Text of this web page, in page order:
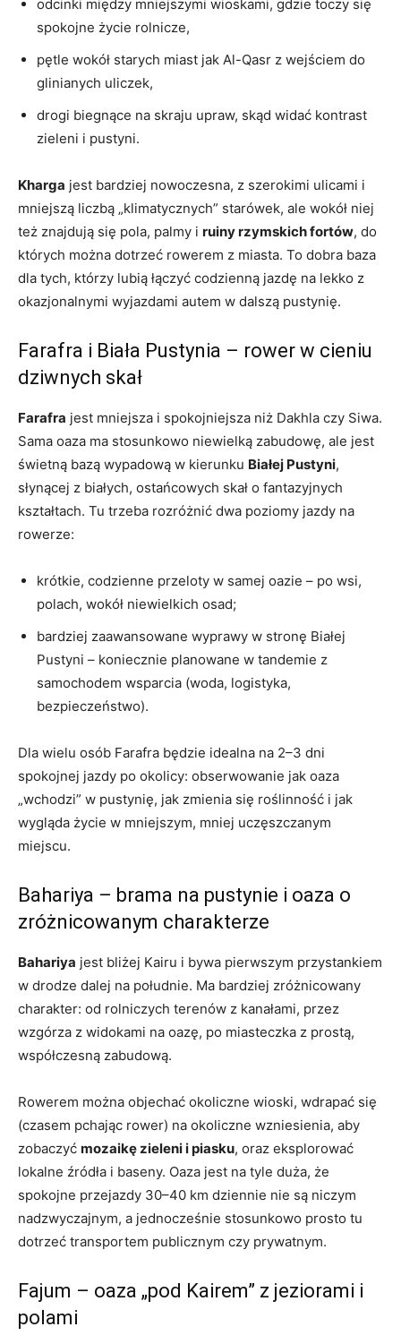
odcinki między mniejszymi wioskami, gdzie toczy się
spokojne życie rolnicze,
pętle wokół starych miast jak Al-Qasr z wejściem do
glinianych uliczek,
drogi biegnące na skraju upraw, skąd widać kontrast
zieleni i pustyni.
Kharga jest bardziej nowoczesna, z szerokimi ulicami i
mniejszą liczbą „klimatycznych” starówek, ale wokół niej
też znajdują się pola, palmy i ruiny rzymskich fortów, do
których można dotrzeć rowerem z miasta. To dobra baza
dla tych, którzy lubią łączyć codzienną jazdę na lekko z
okazjonalnymi wyjazdami autem w dalszą pustynię.
Farafra i Biała Pustynia – rower w cieniu
dziwnych skał
Farafra jest mniejsza i spokojniejsza niż Dakhla czy Siwa.
Sama oaza ma stosunkowo niewielką zabudowę, ale jest
świetną bazą wypadową w kierunku Białej Pustyni,
słynącej z białych, ostańcowych skał o fantazyjnych
kształtach. Tu trzeba rozróżnić dwa poziomy jazdy na
rowerze:
krótkie, codzienne przeloty w samej oazie – po wsi,
polach, wokół niewielkich osad;
bardziej zaawansowane wyprawy w stronę Białej
Pustyni – koniecznie planowane w tandemie z
samochodem wsparcia (woda, logistyka,
bezpieczeństwo).
Dla wielu osób Farafra będzie idealna na 2–3 dni
spokojnej jazdy po okolicy: obserwowanie jak oaza
„wchodzi” w pustynię, jak zmienia się roślinność i jak
wygląda życie w mniejszym, mniej uczęszczanym
miejscu.
Bahariya – brama na pustynie i oaza o
zróżnicowanym charakterze
Bahariya jest bliżej Kairu i bywa pierwszym przystankiem
w drodze dalej na południe. Ma bardziej zróżnicowany
charakter: od rolniczych terenów z kanałami, przez
wzgórza z widokami na oazę, po miasteczka z prostą,
współczesną zabudową.
Rowerem można objechać okoliczne wioski, wdrapać się
(czasem pchając rower) na okoliczne wzniesienia, aby
zobaczyć mozaikę zieleni i piasku, oraz eksplorować
lokalne źródła i baseny. Oaza jest na tyle duża, że
spokojne przejazdy 30–40 km dziennie nie są niczym
nadzwyczajnym, a jednocześnie stosunkowo prosto tu
dotrzeć transportem publicznym czy prywatnym.
Fajum – oaza „pod Kairem” z jeziorami i
polami